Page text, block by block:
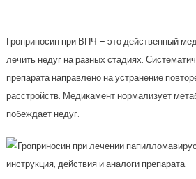
Гроприносин при ВПЧ – это действенный
лечить недуг на разных стадиях.
препарата направлено на устранение
расстройств. Медикамент нормализует
побеждает недуг.